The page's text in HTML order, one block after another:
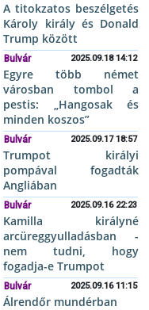
A titokzatos beszélgetés
Károly király és Donald
Trump között
Bulvár 2025.09.18 14:12
Egyre több német
városban tombol a
pestis: „Hangosak és
minden koszos”
Bulvár 2025.09.17 18:57
Trumpot királyi
pompával fogadták
Angliában
Bulvár 2025.09.16 22:23
Kamilla királyné
arcüreggyulladásban -
nem tudni, hogy
fogadja-e Trumpot
Bulvár 2025.09.16 11:15
Álrendőr mundérban